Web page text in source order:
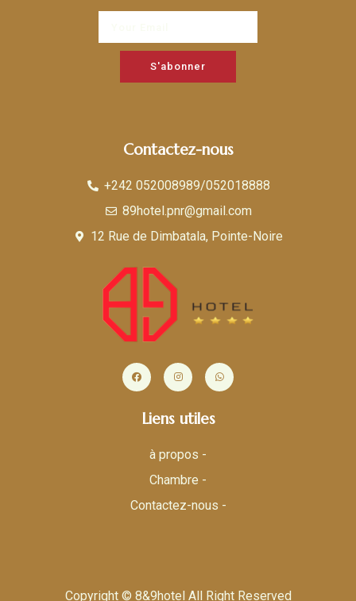
S'abonner
Contactez-nous
+242 052008989/052018888
89hotel.pnr@gmail.com
12 Rue de Dimbatala, Pointe-Noire
Liens utiles
à propos -
Chambre -
Contactez-nous -
Copyright © 8&9hotel All Right Reserved